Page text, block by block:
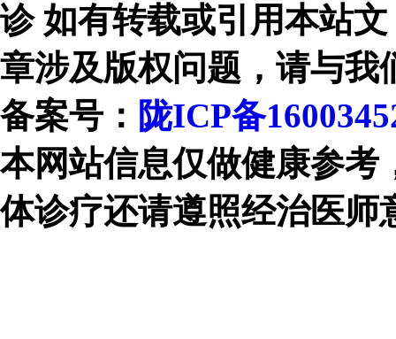
诊 如有转载或引用本站文
章涉及版权问题，请与我
备案号： 陇ICP备
本网站信息仅做健康参考
体诊疗还请遵照经治医师